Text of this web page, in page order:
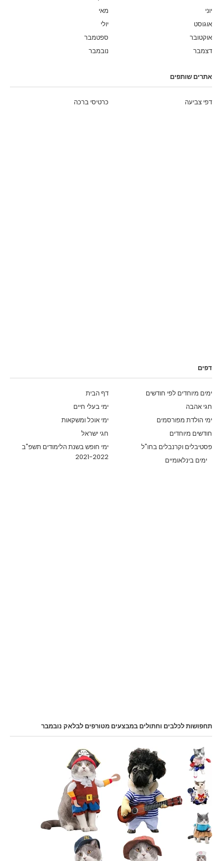
מאי
יוני
יולי
אוגוסט
ספטמבר
אוקטובר
נובמבר
דצמבר
אתרים שותפים
כרטיסי ברכה דפי צביעה
דפים
דף הבית
ימים מיוחדים לפי חודשים
ימי בעלי חיים
חגי אהבה
ימי אוכל ומשקאות
ימי הולדת מפורסמים
חגי ישראל
חודשים מיוחדים
ימי חופש בשנת הלימודים תשפ"ב
2021-2022
פסטיבלים וקרנבלים בחו"ל
ימים בינלאומיים
תחפושות לכלבים וחתולים במבצעים מטורפים לבלאק נובמבר